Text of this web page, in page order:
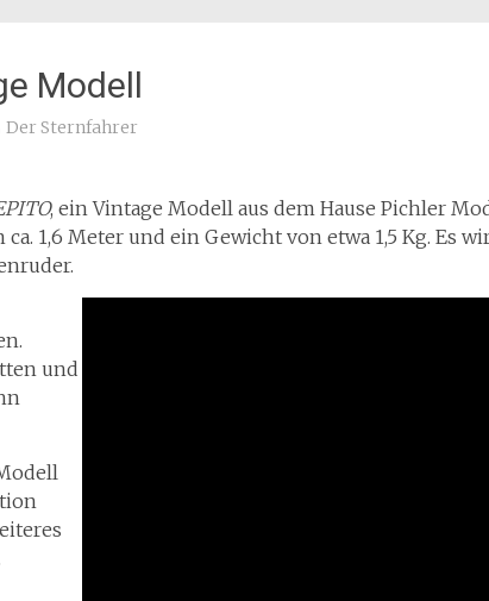
Modell
Der Sternfahrer
, ein Vintage Modell aus dem Hause Pichler
1,6 Meter und ein Gewicht von etwa 1,5 Kg. Es
und